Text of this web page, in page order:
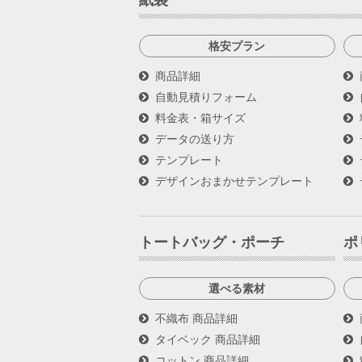
格安プラン
商品詳細
自動見積りフォーム
料金表・箱サイズ
データの送り方
テンプレート
デザインおまかせテンプレート
トートバッグ・ポーチ
選べる素材
不織布 商品詳細
タイベック 商品詳細
ポ